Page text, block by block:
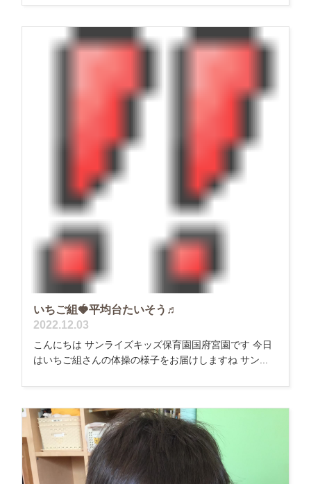
いちご組🍓平均台たいそう♬
2022.12.03
こんにちは サンライズキッズ保育園国府宮園です 今日
はいちご組さんの体操の様子をお届けしますね サン...